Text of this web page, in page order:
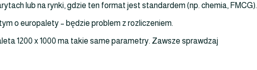
lub na rynki, gdzie ten format jest standardem (np. chemia, FMCG).
o europalety – będzie problem z rozliczeniem.
1200 x 1000 ma takie same parametry. Zawsze sprawdzaj